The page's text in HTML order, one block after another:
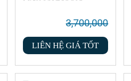
3,700,000
LIÊN HỆ GIÁ TỐT